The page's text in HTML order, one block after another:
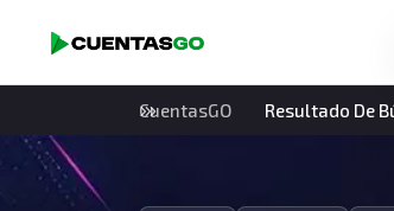
CuentasGO Resultado De